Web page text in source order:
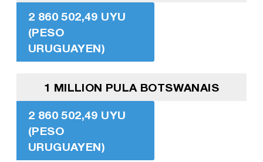
2 860 502,49 UYU
(PESO
URUGUAYEN)
1 MILLION PULA BOTSWANAIS
2 860 502,49 UYU
(PESO
URUGUAYEN)